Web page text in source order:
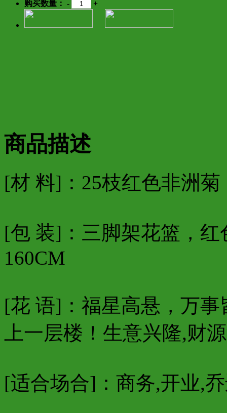
购买数量： - +
商品描述
[材 料]：25枝红色非洲
[包 装]：三脚架花篮，
160CM
[花 语]：福星高悬，万
上一层楼！生意兴隆,财
[适合场合]：商务,开业,